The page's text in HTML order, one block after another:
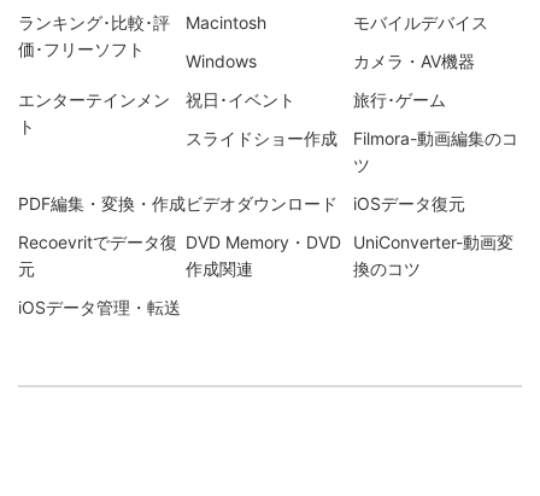
ランキング･比較･評
価･フリーソフト
Macintosh
モバイルデバイス
Windows
カメラ・AV機器
エンターテインメン
ト
祝日･イベント
旅行･ゲーム
スライドショー作成
Filmora-動画編集のコ
ツ
PDF編集・変換・作成ビデオダウンロード
iOSデータ復元
Recoevritでデータ復
元
DVD Memory・DVD
作成関連
UniConverter-動画変
換のコツ
iOSデータ管理・転送